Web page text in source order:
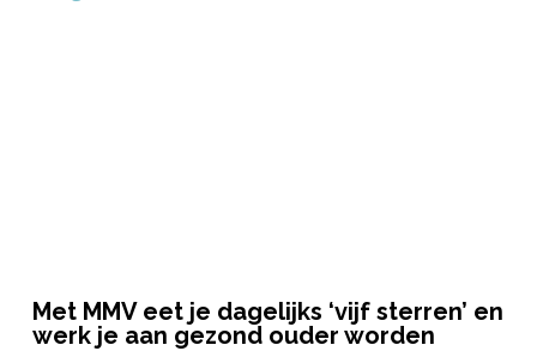
Met MMV eet je dagelijks ‘vijf sterren’ en
werk je aan gezond ouder worden